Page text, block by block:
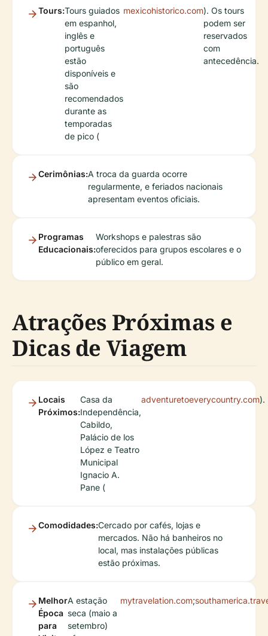
Tours:Tours guiados
em espanhol,
inglês e
português
estão
disponíveis e
são
recomendados
durante as
temporadas
de pico (
mexicohistorico.com). Os tours
podem ser
reservados
com
antecedência.
Cerimônias:A troca da guarda ocorre
regularmente, e feriados nacionais
apresentam eventos oficiais.
Programas
Educacionais:
Workshops e palestras são
oferecidos para grupos escolares e o
público em geral.
Atrações Próximas e
Dicas de Viagem
Locais
Próximos:
Casa da
Independência,
Cabildo,
Palácio de los
López e Teatro
Municipal
Ignacio A.
Pane (
adventuretoeverycountry.com).
Comodidades:Cercado por cafés, lojas e
mercados. Não há banheiros no
local, mas instalações públicas
estão próximas.
Melhor
Época
para
A estação
seca (maio a
setembro)
mytravelation.com;